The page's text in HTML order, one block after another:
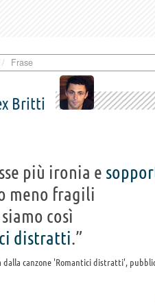
Frase
Britti
più ironia e
meno fragili
così
distratti.”
dalla canzone 'Romantici distratti',